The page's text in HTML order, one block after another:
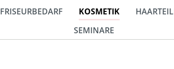
FRISEURBEDARF KOSMETIK
SEMINARE